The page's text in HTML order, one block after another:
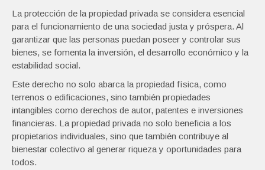
La protección de la propiedad privada se considera esencial
para el funcionamiento de una sociedad justa y próspera. Al
garantizar que las personas puedan poseer y controlar sus
bienes, se fomenta la inversión, el desarrollo económico y la
estabilidad social.
Este derecho no solo abarca la propiedad física, como
terrenos o edificaciones, sino también propiedades
intangibles como derechos de autor, patentes e inversiones
financieras. La propiedad privada no solo beneficia a los
propietarios individuales, sino que también contribuye al
bienestar colectivo al generar riqueza y oportunidades para
todos.